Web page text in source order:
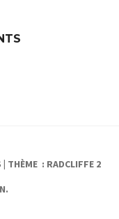
| THÈME : RADCLIFFE 2
.